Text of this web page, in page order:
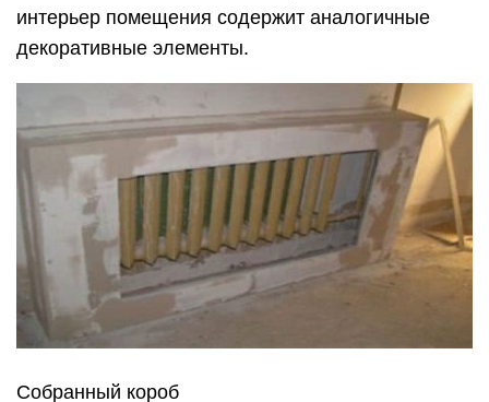
интерьер помещения содержит аналогичные
декоративные элементы.
Собранный короб